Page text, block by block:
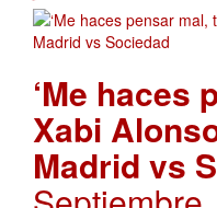
‘Me haces
Xabi
Madrid vs